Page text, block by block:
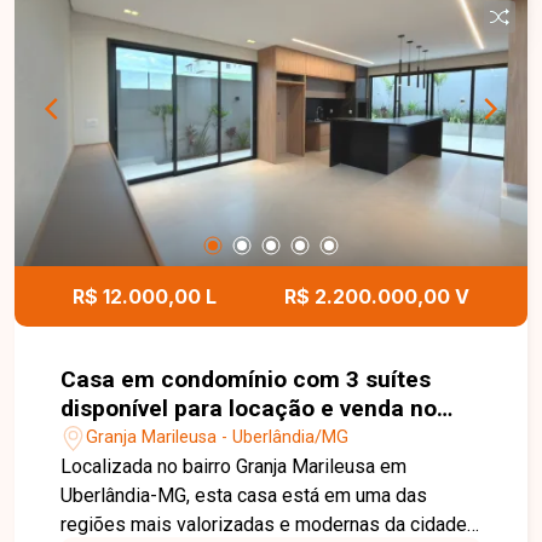
garagem coberta para 3 veículos, proporcionando
conforto e praticidade no dia a dia. Uma
excelente oportunidade para quem busca morar
em condomínio de alto padrão com segurança e
lazer. Entre em contato e agende sua visita.
R$ 12.000,00 L R$ 2.200.000,00 V
Casa em condomínio com 3 suítes
disponível para locação e venda no
bairro Granja Marileusa em
Uberlândia-MG
Granja Marileusa - Uberlândia/MG
Localizada no bairro Granja Marileusa em
Uberlândia-MG, esta casa está em uma das
regiões mais valorizadas e modernas da cidade,